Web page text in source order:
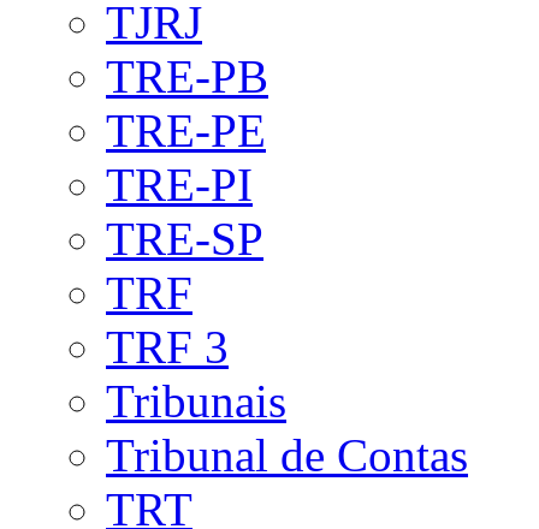
TJRJ
TRE-PB
TRE-PE
TRE-PI
TRE-SP
TRF
TRF 3
Tribunais
Tribunal de Contas
TRT